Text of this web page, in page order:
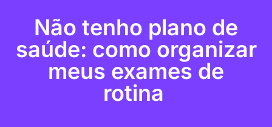
Não tenho plano de
saúde: como organizar
meus exames de
rotina